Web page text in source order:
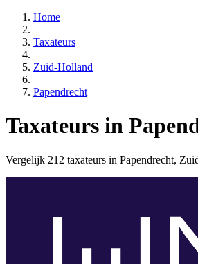
Home
Taxateurs
Zuid-Holland
Papendrecht
Taxateurs in
Vergelijk 212 taxateurs in Papendrecht,